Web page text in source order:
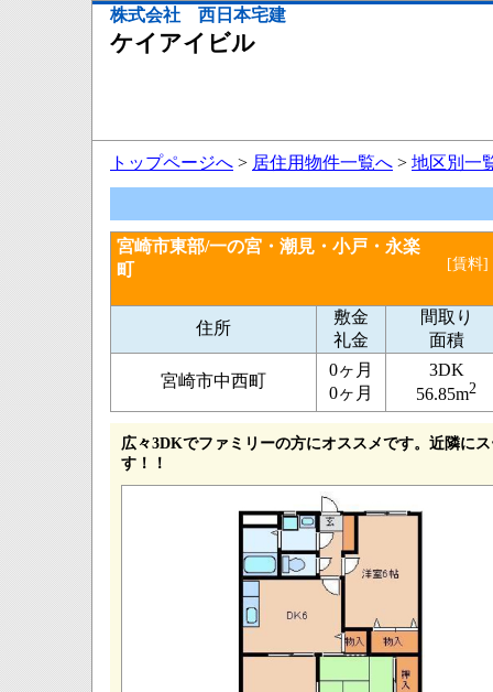
株式会社 西日本宅建
ケイアイビル
トップページへ > 居住用物件一覧へ > 地区別一
宮崎市東部/一の宮・潮見・小戸・永楽
町
[賃料]
住所
敷金
礼金
間取り
面積
宮崎市中西町
0ヶ月
0ヶ月
3DK
56.85m2
広々3DKでファミリーの方にオススメです。近隣に
す！！